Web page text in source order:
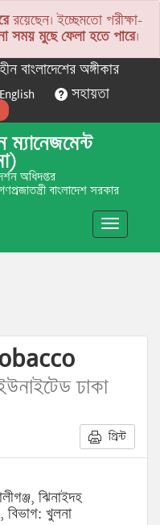
রয়েছেন। ইচ্ছেমতো পরীক্ষা-
সময় মুছে ফেলা হতে পারে।
বাংলাদেশের অঙ্গীকার
সহায়তা
অধিদপ্তর
বাংলাদেশ সরকার
Toggle
ঢাকা
প্রিন্ট
ঝিনাইদহ
বিভাগ: খুলনা